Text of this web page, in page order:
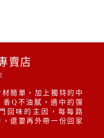
賣店
簡單，加上獨特的中
Q不油膩，適中的彈
回味的主因，每每路
還要再外帶一份回家